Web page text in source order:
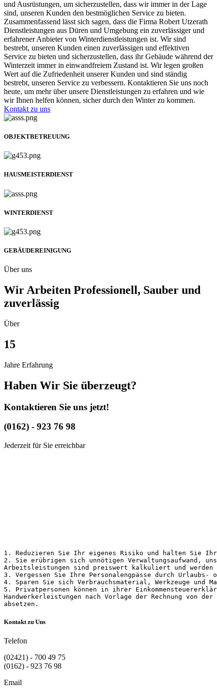
und Ausrüstungen, um sicherzustellen, dass wir immer in der Lage
sind, unseren Kunden den bestmöglichen Service zu bieten.
Zusammenfassend lässt sich sagen, dass die Firma Robert Utzerath
Dienstleistungen aus Düren und Umgebung ein zuverlässiger und
erfahrener Anbieter von Winterdienstleistungen ist. Wir sind
bestrebt, unseren Kunden einen zuverlässigen und effektiven
Service zu bieten und sicherzustellen, dass ihr Gebäude während der
Winterzeit immer in einwandfreiem Zustand ist. Wir legen großen
Wert auf die Zufriedenheit unserer Kunden und sind ständig
bestrebt, unseren Service zu verbessern. Kontaktieren Sie uns noch
heute, um mehr über unsere Dienstleistungen zu erfahren und wie
wir Ihnen helfen können, sicher durch den Winter zu kommen.
Kontakt zu uns
OBJEKTBETREUUNG
HAUSMEISTERDIENST
WINTERDIENST
GEBÄUDEREINIGUNG
Über uns
Wir Arbeiten Professionell, Sauber und
zuverlässig
Über
15
Jahre Erfahrung
Haben Wir Sie überzeugt?
Kontaktieren Sie uns jetzt!
(0162) - 923 76 98
Jederzeit für Sie erreichbar
1. Reduzieren Sie Ihr eigenes Risiko und halten Sie
2. Sie erübrigen sich unnötigen Verwaltungsaufwand,
Arbeitsleistungen sind preiswert kalkuliert und
3. Vergessen Sie Ihre Personalengpässe durch Urlaubs-
4. Sparen Sie sich Verbrauchsmaterial, Werkzeuge und
5. Privatpersonen können in ihrer
Handwerkerleistungen nach Vorlage der Rechnung von der
absetzen.
Kontakt zu Uns
Telefon
(02421) - 700 49 75
(0162) - 923 76 98
Email